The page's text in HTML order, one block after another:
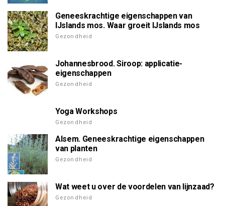
Geneeskrachtige eigenschappen van
IJslands mos. Waar groeit IJslands mos
Gezondheid
Johannesbrood. Siroop: applicatie-
eigenschappen
Gezondheid
Yoga Workshops
Gezondheid
Alsem. Geneeskrachtige eigenschappen
van planten
Gezondheid
Wat weet u over de voordelen van lijnzaad?
Gezondheid